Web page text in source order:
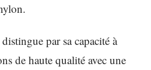
distingue par sa capacité à
de haute qualité avec une